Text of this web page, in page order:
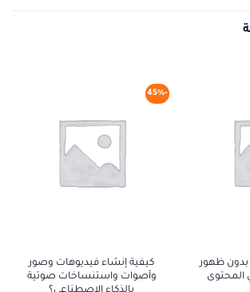
إنشاء فيديوهات AI بدون ظهور
المحتوى
-45%
كيفية إنشاء فيديوهات وصور
وأصوات واستنساخات صوتية